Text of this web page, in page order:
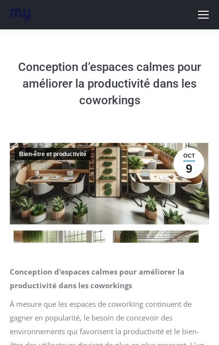
Conception dʼespaces calmes pour
améliorer la productivité dans les
coworkings
OCT
9
Bien-être et productivité
Conception d’espaces calmes pour améliorer la
productivité dans les coworkings
À mesure que les espaces de coworking continuent de
gagner en popularité, le besoin de concevoir des
environnements qui favorisent la productivité et le bien-